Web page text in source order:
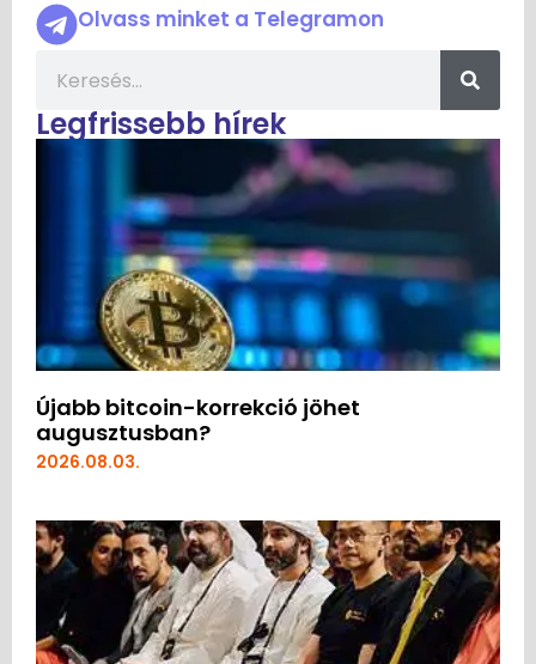
Olvass minket a Telegramon
Legfrissebb hírek
Újabb bitcoin-korrekció jöhet
augusztusban?
2026.08.03.